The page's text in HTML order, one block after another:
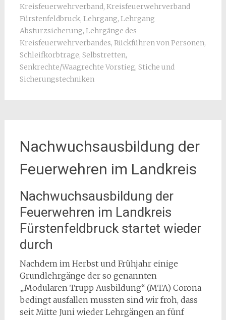
Kreisfeuerwehrverband, Kreisfeuerwehrverband
Fürstenfeldbruck, Lehrgang, Lehrgang
Absturzsicherung, Lehrgänge des
Kreisfeuerwehrverbandes, Rückführen von Personen,
Schleifkorbtrage, Selbstretten,
Senkrechte/Waagrechte Vorstieg, Stiche und
Sicherungstechniken
Nachwuchsausbildung der
Feuerwehren im Landkreis
Nachwuchsausbildung der
Feuerwehren im Landkreis
Fürstenfeldbruck startet wieder
durch
Nachdem im Herbst und Frühjahr einige
Grundlehrgänge der so genannten
„Modularen Trupp Ausbildung“ (MTA) Corona
bedingt ausfallen mussten sind wir froh, dass
seit Mitte Juni wieder Lehrgängen an fünf